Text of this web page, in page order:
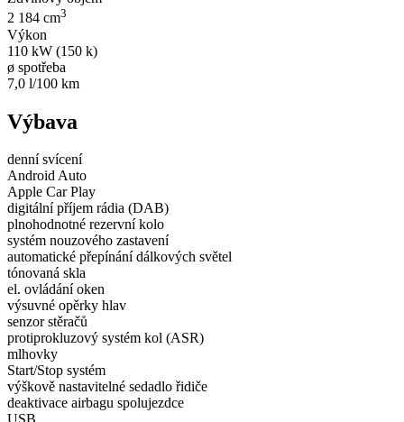
2 184 cm3
Výkon
110 kW (150 k)
ø spotřeba
7,0 l/100 km
Výbava
denní svícení
Android Auto
Apple Car Play
digitální příjem rádia (DAB)
plnohodnotné rezervní kolo
systém nouzového zastavení
automatické přepínání dálkových světel
tónovaná skla
el. ovládání oken
výsuvné opěrky hlav
senzor stěračů
protiprokluzový systém kol (ASR)
mlhovky
Start/Stop systém
výškově nastavitelné sedadlo řidiče
deaktivace airbagu spolujezdce